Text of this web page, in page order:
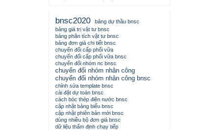
bnsc2020
bảng dự thầu bnsc
bảng giá trị vật tư bnsc
bảng phân tích vật tư bnsc
bảng đơn giá chi tiết bnsc
chuyển đổi cấp phối vữa
chuyển đổi cấp phối vữa bnsc
chuyển đổi nhóm nc bnsc
chuyển đổi nhóm nhân công
chuyển đổi nhóm nhân công bnsc
chỉnh sửa template bnsc
cài đặt dự toán bnsc
cách bóc thép điện nước bnsc
cập nhật bảng biểu bnsc
cập nhật phiên bản mới bnsc
dùng nhiều bộ đơn giá bnsc
dữ liệu thẩm định chạy tiếp